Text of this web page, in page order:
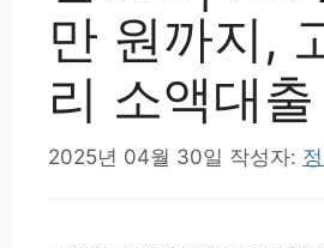
만 원까지,
리 소액대출
2025년 04월 30일 작성자: